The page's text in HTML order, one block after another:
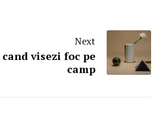
Next
visezi foc pe
camp